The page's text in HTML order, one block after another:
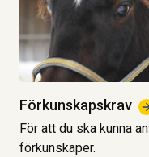
Förkunskapskrav
För att du ska kunna
förkunskaper.